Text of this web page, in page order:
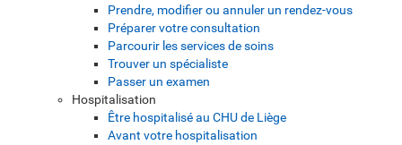
Prendre, modifier ou annuler un rendez-vous
Préparer votre consultation
Parcourir les services de soins
Trouver un spécialiste
Passer un examen
Hospitalisation
Être hospitalisé au CHU de Liège
Avant votre hospitalisation